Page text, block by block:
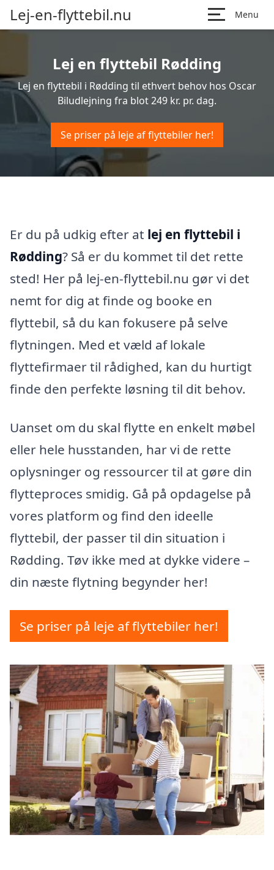
Lej-en-flyttebil.nu Menu
Lej en flyttebil Rødding
Lej en flyttebil i Rødding til ethvert behov hos Oscar
Biludlejning fra blot 249 kr. pr. dag.
Se priser på leje af flyttebiler her!
Er du på udkig efter at lej en flyttebil i
Rødding? Så er du kommet til det rette
sted! Her på lej-en-flyttebil.nu gør vi det
nemt for dig at finde og booke en
flyttebil, så du kan fokusere på selve
flytningen. Med et væld af lokale
flyttefirmaer til rådighed, kan du hurtigt
finde den perfekte løsning til dit behov.
Uanset om du skal flytte en enkelt møbel
eller hele husstanden, har vi de rette
oplysninger og ressourcer til at gøre din
flytteproces smidig. Gå på opdagelse på
vores platform og find den ideelle
flyttebil, der passer til din situation i
Rødding. Tøv ikke med at dykke videre –
din næste flytning begynder her!
Se priser på leje af flyttebiler her!